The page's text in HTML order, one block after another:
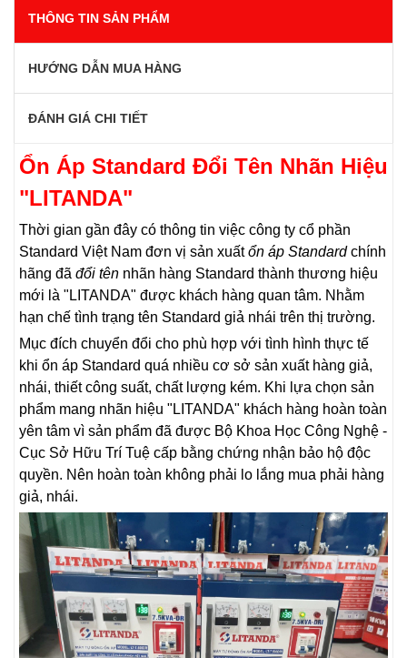
THÔNG TIN SẢN PHẨM
HƯỚNG DẪN MUA HÀNG
ĐÁNH GIÁ CHI TIẾT
Ổn Áp Standard Đổi Tên Nhãn Hiệu
"LITANDA"
Thời gian gần đây có thông tin việc công ty cổ phần
Standard Việt Nam đơn vị sản xuấtổn áp Standardchính
hãng đã đổi tên nhãn hàng Standard thành thương hiệu
mới là "LITANDA" được khách hàng quan tâm. Nhằm
hạn chế tình trạng tên Standard giả nhái trên thị trường.
Mục đích chuyển đổi cho phù hợp với tình hình thực tế
khi ổn áp Standard quá nhiều cơ sở sản xuất hàng giả,
nhái, thiết công suất, chất lượng kém. Khi lựa chọn sản
phẩm mang nhãn hiệu "LITANDA" khách hàng hoàn toàn
yên tâm vì sản phẩm đã được Bộ Khoa Học Công Nghệ -
Cục Sở Hữu Trí Tuệ cấp bằng chứng nhận bảo hộ độc
quyền. Nên hoàn toàn không phải lo lắng mua phải hàng
giả, nhái.